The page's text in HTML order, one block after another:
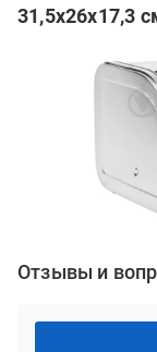
31,5х26х17,3
Отзывы и